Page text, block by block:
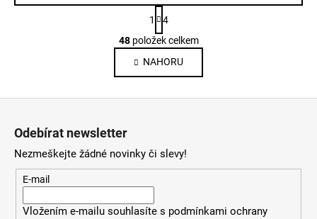
O
v
l
á
d
p
r
k
S
t
r
á
n
k
1
4
48položek celkem
NAHORU
Odebírat newsletter
Nezmeškejte žádné novinky či slevy!
E-mail
Vložením e-mailu souhlasíte s podmínkami ochrany